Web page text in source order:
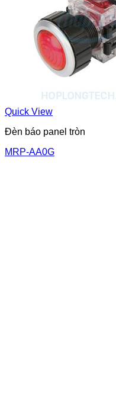
Quick View
Đèn báo panel tròn
MRP-AA0G